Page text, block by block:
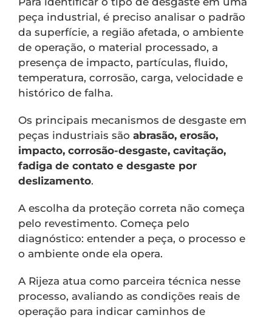
peça industrial, é preciso analisar o padrão
da superfície, a região afetada, o ambiente
de operação, o material processado, a
presença de impacto, partículas, fluido,
temperatura, corrosão, carga, velocidade e
histórico de falha.
Os principais mecanismos de desgaste em
peças industriais são abrasão, erosão,
impacto, corrosão-desgaste, cavitação,
fadiga de contato e desgaste por
deslizamento.
A escolha da proteção correta não começa
pelo revestimento. Começa pelo
diagnóstico: entender a peça, o processo e
o ambiente onde ela opera.
A Rijeza atua como parceira técnica nesse
processo, avaliando as condições reais de
operação para indicar caminhos de